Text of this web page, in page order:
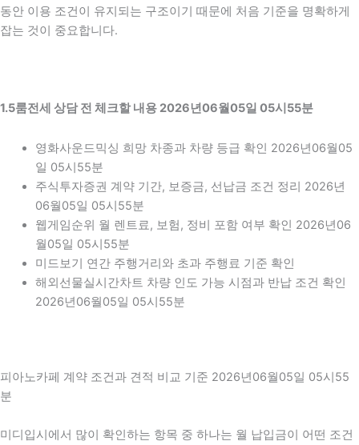
동안 이용 조건이 유지되는 구조이기 때문에 처음 기준을 명확하게
잡는 것이 중요합니다.
1.5룸전세 상담 전 체크할 내용 2026년06월05일 05시55분
영화사운드믹싱 희망 차종과 차량 등급 확인 2026년06월05
일 05시55분
주식투자증권 계약 기간, 보증금, 선납금 조건 정리 2026년
06월05일 05시55분
웹게임순위 월 렌트료, 보험, 정비 포함 여부 확인 2026년06
월05일 05시55분
미드보기 연간 주행거리와 초과 주행료 기준 확인
해외선물실시간차트 차량 인도 가능 시점과 반납 조건 확인
2026년06월05일 05시55분
피아노카페 계약 조건과 견적 비교 기준 2026년06월05일 05시55
분
미디입시에서 많이 확인하는 항목 중 하나는 월 납입금이 어떤 조건